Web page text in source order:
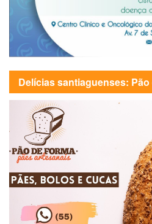
Delícias santiaguenses: Pão